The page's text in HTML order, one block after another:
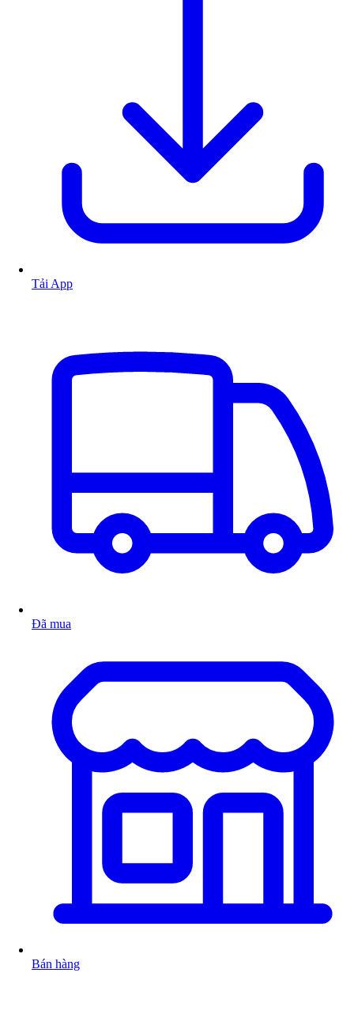
Tải App
Đã mua
Bán hàng